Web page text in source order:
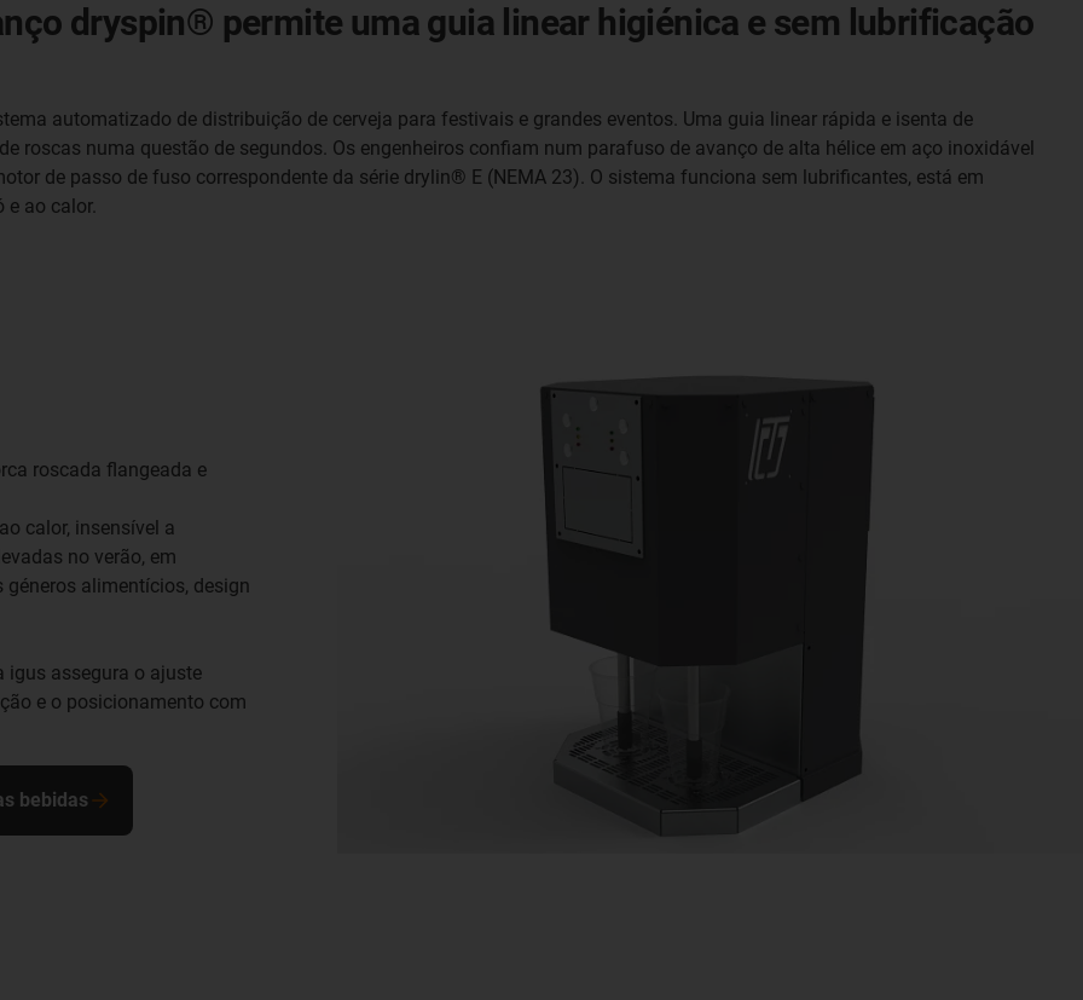
dryspin® permite uma guia linear higiénica e sem lubrificação
automatizado de distribuição de cerveja para festivais e grandes eventos. Uma guia linear rápida e isenta de
roscas numa questão de segundos. Os engenheiros confiam num parafuso de avanço de alta hélice em aço inoxidável
de passo de fuso correspondente da série drylin® E (NEMA 23). O sistema funciona sem lubrificantes, está em
e ao calor.
roscada flangeada e
calor, insensível a
no verão, em
alimentícios, design
assegura o ajuste
e o posicionamento com
bebidas